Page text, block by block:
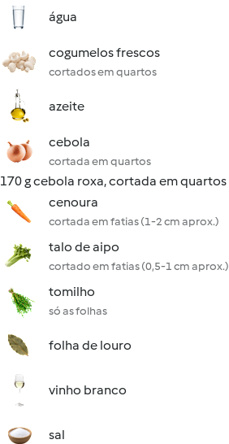
água
cogumelos frescos
cortados em quartos
azeite
cebola
cortada em quartos
170 g cebola roxa, cortada em quartos
cenoura
cortada em fatias (1-2 cm aprox.)
talo de aipo
cortado em fatias (0,5-1 cm aprox.)
tomilho
só as folhas
folha de louro
vinho branco
sal